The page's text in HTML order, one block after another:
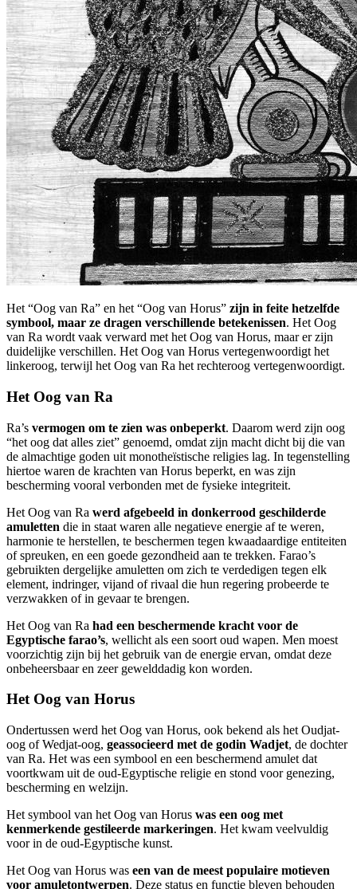
Het “Oog van Ra” en het “Oog van Horus” zijn in feite hetzelfde
symbool, maar ze dragen verschillende betekenissen. Het Oog
van Ra wordt vaak verward met het Oog van Horus, maar er zijn
duidelijke verschillen. Het Oog van Horus vertegenwoordigt het
linkeroog, terwijl het Oog van Ra het rechteroog vertegenwoordigt.
Het Oog van Ra
Ra’s vermogen om te zien was onbeperkt. Daarom werd zijn oog
“het oog dat alles ziet” genoemd, omdat zijn macht dicht bij die van
de almachtige goden uit monotheïstische religies lag. In tegenstelling
hiertoe waren de krachten van Horus beperkt, en was zijn
bescherming vooral verbonden met de fysieke integriteit.
Het Oog van Ra werd afgebeeld in donkerrood geschilderde
amuletten die in staat waren alle negatieve energie af te weren,
harmonie te herstellen, te beschermen tegen kwaadaardige entiteiten
of spreuken, en een goede gezondheid aan te trekken. Farao’s
gebruikten dergelijke amuletten om zich te verdedigen tegen elk
element, indringer, vijand of rivaal die hun regering probeerde te
verzwakken of in gevaar te brengen.
Het Oog van Ra had een beschermende kracht voor de
Egyptische farao’s, wellicht als een soort oud wapen. Men moest
voorzichtig zijn bij het gebruik van de energie ervan, omdat deze
onbeheersbaar en zeer gewelddadig kon worden.
Het Oog van Horus
Ondertussen werd het Oog van Horus, ook bekend als het Oudjat-
oog of Wedjat-oog, geassocieerd met de godin Wadjet, de dochter
van Ra. Het was een symbool en een beschermend amulet dat
voortkwam uit de oud-Egyptische religie en stond voor genezing,
bescherming en welzijn.
Het symbool van het Oog van Horus was een oog met
kenmerkende gestileerde markeringen. Het kwam veelvuldig
voor in de oud-Egyptische kunst.
Het Oog van Horus was een van de meest populaire motieven
voor amuletontwerpen. Deze status en functie bleven behouden